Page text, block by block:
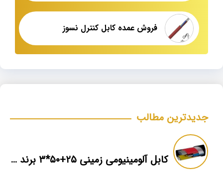
فروش عمده کابل کنترل نسوز
جدیدترین مطالب
کابل آلومینیومی زمینی ۲۵+۵۰*۳ برند ماهان